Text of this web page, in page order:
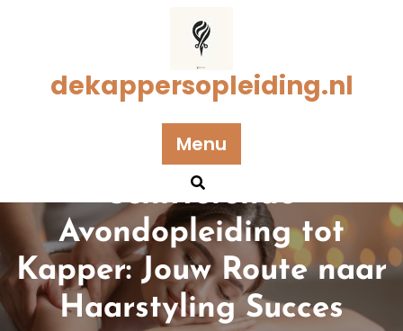
dekappersopleiding.nl
Menu
Geplaatst op 30 juli 2025
Schitterende
Avondopleiding tot
Kapper: Jouw Route naar
Haarstyling Succes